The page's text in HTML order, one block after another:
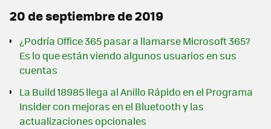
20 de septiembre de 2019
¿Podría Office 365 pasar a llamarse Microsoft 365?
Es lo que están viendo algunos usuarios en sus
cuentas
La Build 18985 llega al Anillo Rápido en el Programa
Insider con mejoras en el Bluetooth y las
actualizaciones opcionales